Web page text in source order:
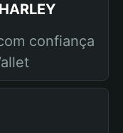
confiança